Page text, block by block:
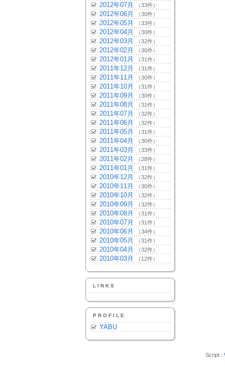
2012年07月 （33件）
2012年06月 （30件）
2012年05月 （33件）
2012年04月 （30件）
2012年03月 （32件）
2012年02月 （30件）
2012年01月 （31件）
2011年12月 （31件）
2011年11月 （30件）
2011年10月 （31件）
2011年09月 （30件）
2011年08月 （31件）
2011年07月 （32件）
2011年06月 （32件）
2011年05月 （31件）
2011年04月 （30件）
2011年03月 （33件）
2011年02月 （28件）
2011年01月 （31件）
2010年12月 （32件）
2010年11月 （30件）
2010年10月 （32件）
2010年09月 （32件）
2010年08月 （31件）
2010年07月 （31件）
2010年06月 （34件）
2010年05月 （31件）
2010年04月 （32件）
2010年03月 （12件）
LINKS
PROFILE
YABU
Script :